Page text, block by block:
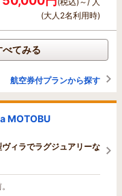
(大人2名利用時)
てみる
航空券付プランから探す
ィラでラグジュアリーな